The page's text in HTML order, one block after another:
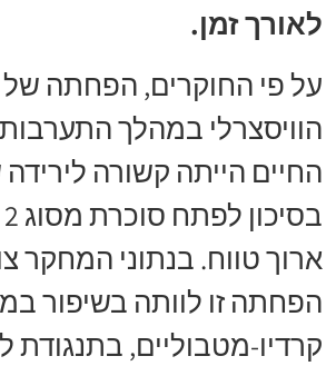
לאורך זמן.
הוויסצרלי במהלך
ארוך טווח. בנתוני המחקר
הפחתה זו לוותה בשיפור
קרדיו-מטבוליים, בתנגודת